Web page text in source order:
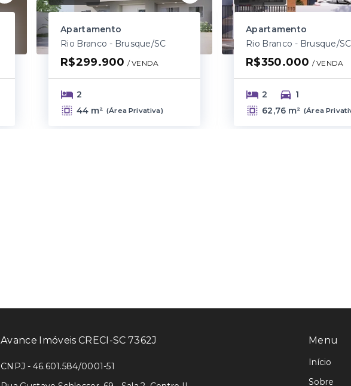
Apartamento
Rio Branco - Brusque/SC
R$299.900 / VENDA
2
44 m² (Área Privativa)
Apartamento
Rio Branco - Brusque/SC
R$350.000 / VENDA
2
1
62,76 m² (Área
Avance Imóveis CRECI-SC 7362J
CNPJ - 46.601.584/0001-51
Menu
Início
Sobre